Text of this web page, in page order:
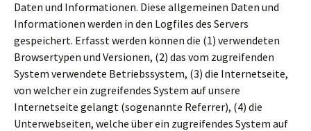
Daten und Informationen. Diese allgemeinen Daten und
Informationen werden in den Logfiles des Servers
gespeichert. Erfasst werden können die (1) verwendeten
Browsertypen und Versionen, (2) das vom zugreifenden
System verwendete Betriebssystem, (3) die Internetseite,
von welcher ein zugreifendes System auf unsere
Internetseite gelangt (sogenannte Referrer), (4) die
Unterwebseiten, welche über ein zugreifendes System auf